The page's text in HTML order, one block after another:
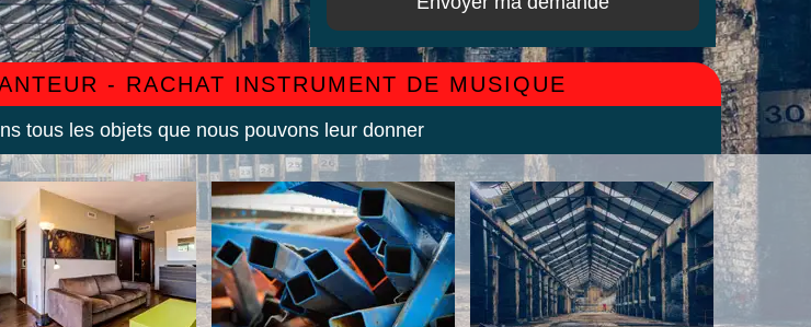
- RACHAT INSTRUMENT DE MUSIQUE
tous les objets que nous pouvons leur donner